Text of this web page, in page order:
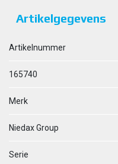
Artikelgegevens
Artikelnummer
165740
Merk
Niedax Group
Serie